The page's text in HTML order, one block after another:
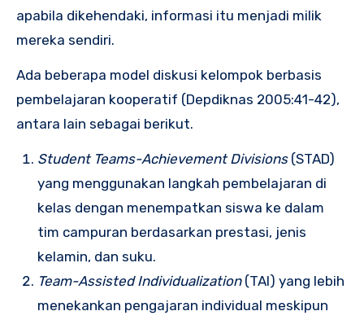
apabila dikehendaki, informasi itu menjadi milik
mereka sendiri.
Ada beberapa model diskusi kelompok berbasis
pembelajaran kooperatif (Depdiknas 2005:41-42),
antara lain sebagai berikut.
Student Teams-Achievement Divisions(STAD)
yang menggunakan langkah pembelajaran di
kelas dengan menempatkan siswa ke dalam
tim campuran berdasarkan prestasi, jenis
kelamin, dan suku.
Team-Assisted Individualization(TAI) yang lebih
menekankan pengajaran individual meskipun